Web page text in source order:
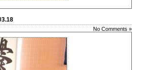
No Comments »